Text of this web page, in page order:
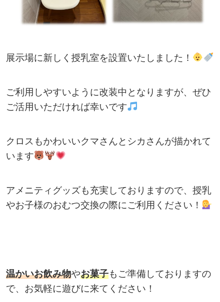
展示場に新しく授乳室を設置いたしました！
ご利用しやすいように改装中となりますが、ぜひ
ご活用いただければ幸いです
クロスもかわいいクマさんとシカさんが描かれて
います
アメニティグッズも充実しておりますので、授乳
やお子様のおむつ交換の際にご利用ください！
温かいお飲み物やお菓子もご準備しておりますの
で、お気軽に遊びに来てください！